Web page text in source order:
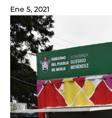
Ene 5, 2021